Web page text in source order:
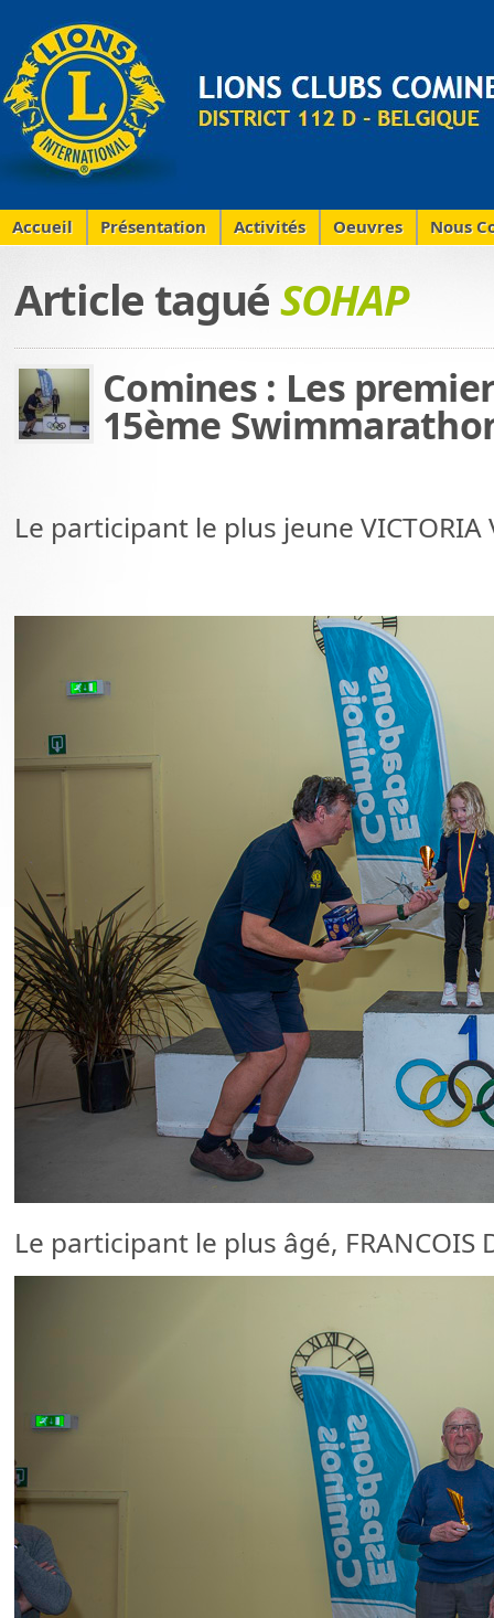
Accueil Présentation Activités Oeuvres Nous
Article taguéSOHAP
Comines : Les
15ème
Le participant le plus jeune VICTORIA
Le participant le plus âgé, FRANCOIS